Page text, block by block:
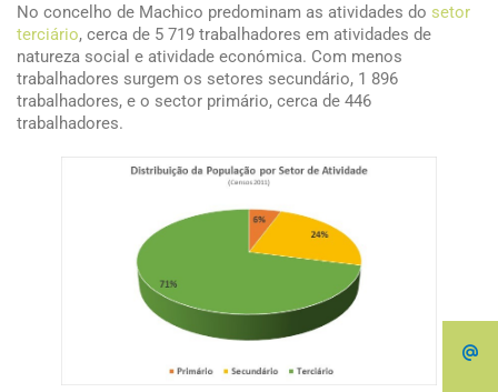
No concelho de Machico predominam as atividades do setor
terciário, cerca de 5 719 trabalhadores em atividades de
natureza social e atividade económica. Com menos
trabalhadores surgem os setores secundário, 1 896
trabalhadores, e o sector primário, cerca de 446
trabalhadores.